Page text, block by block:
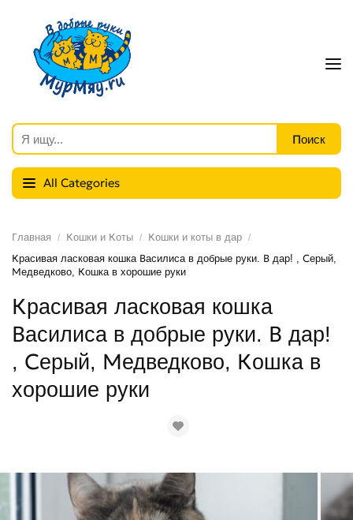
All Categories
Главная Кошки и Коты
Кошки и коты в дар
Красивая ласковая кошка Василиса в добрые руки. В дар! , Серый,
Медведково, Кошка в хорошие руки
Красивая ласковая кошка
Василиса в добрые руки. В дар!
, Серый, Медведково, Кошка в
хорошие руки